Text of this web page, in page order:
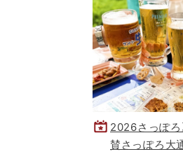
2026さっぽ
賛さっぽろ大